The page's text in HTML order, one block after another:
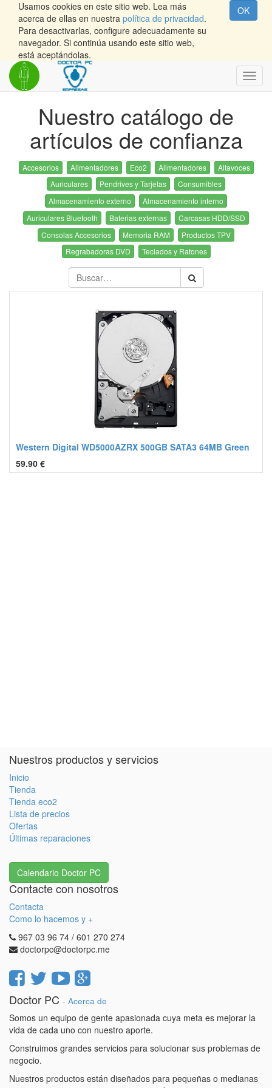
Usamos cookies en este sitio web. Lea más
acerca de ellas en nuestra política de privacidad.
Para desactivarlas, configure adecuadamente su
navegador. Si continúa usando este sitio web,
está aceptándolas.
OK
Nuestro catálogo de
artículos de confianza
Accesorios Alimentadores Eco2 Alimentadores
Altavoces
Auriculares
Pendrives y Tarjetas
Consumibles
Almacenamiento externo
Almacenamiento interno
Auriculares Bluetooth
Baterias externas
Carcasas HDD/SSD
Consolas Accesorios
Memoria RAM
Productos TPV
Regrabadoras DVD
Teclados y Ratones
Western Digital WD5000AZRX 500GB SATA3 64MB Green
59.90 €
Nuestros productos y servicios
Inicio
Tienda
Tienda eco2
Lista de precios
Ofertas
Últimas reparaciones
Calendario Doctor PC
Contacte con nosotros
Contacta
Como lo hacemos y +
967 03 96 74 / 601 270 274
doctorpc@doctorpc.me
Doctor PC - Acerca de
Somos un equipo de gente apasionada cuya meta es mejorar la
vida de cada uno con nuestro aporte.
Construimos grandes servicios para solucionar sus problemas de
negocio.
Nuestros productos están diseñados para pequeñas o medianas